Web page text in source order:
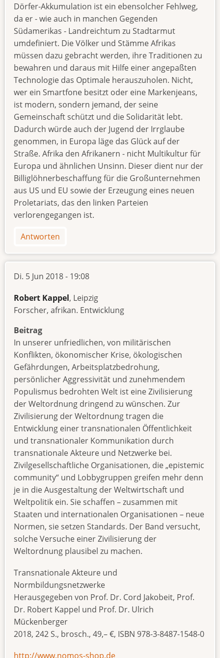
Dörfer-Akkumulation ist ein ebensolcher Fehlweg,
da er - wie auch in manchen Gegenden
Südamerikas - Landreichtum zu Stadtarmut
umdefiniert. Die Völker und Stämme Afrikas
müssen dazu gebracht werden, ihre Traditionen zu
bewahren und daraus mit Hilfe einer angepaßten
Technologie das Optimale herauszuholen. Nicht,
wer ein Smartfone besitzt oder eine Markenjeans,
ist modern, sondern jemand, der seine
Gemeinschaft schützt und die Solidarität lebt.
Dadurch würde auch der Jugend der Irrglaube
genommen, in Europa läge das Glück auf der
Straße. Afrika den Afrikanern - nicht Multikultur für
Europa und ähnlichen Unsinn. Dieser dient nur der
Billiglöhnerbeschaffung für die Großunternehmen
aus US und EU sowie der Erzeugung eines neuen
Proletariats, das den linken Parteien
verlorengegangen ist.
Antworten
Di. 5 Jun 2018 - 19:08
Robert Kappel, Leipzig
Forscher, afrikan. Entwicklung
Beitrag
In unserer unfriedlichen, von militärischen
Konflikten, ökonomischer Krise, ökologischen
Gefährdungen, Arbeitsplatzbedrohung,
persönlicher Aggressivität und zunehmendem
Populismus bedrohten Welt ist eine Zivilisierung
der Weltordnung dringend zu wünschen. Zur
Zivilisierung der Weltordnung tragen die
Entwicklung einer transnationalen Öffentlichkeit
und transnationaler Kommunikation durch
transnationale Akteure und Netzwerke bei.
Zivilgesellschaftliche Organisationen, die „epistemic
community“ und Lobbygruppen greifen mehr denn
je in die Ausgestaltung der Weltwirtschaft und
Weltpolitik ein. Sie schaffen – zusammen mit
Staaten und internationalen Organisationen – neue
Normen, sie setzen Standards. Der Band versucht,
solche Versuche einer Zivilisierung der
Weltordnung plausibel zu machen.
Transnationale Akteure und
Normbildungsnetzwerke
Herausgegeben von Prof. Dr. Cord Jakobeit, Prof.
Dr. Robert Kappel und Prof. Dr. Ulrich
Mückenberger
2018, 242 S., brosch., 49,– €, ISBN 978-3-8487-1548-0
http://www.nomos-shop.de